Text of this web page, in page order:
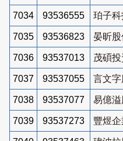
7034 93536555 珀子科
7035 93536823 晏昕股
7036 93537013 茂碩
7037 93537055 言文字
7038 93537077 易億溢
7039 93537273 豐煜